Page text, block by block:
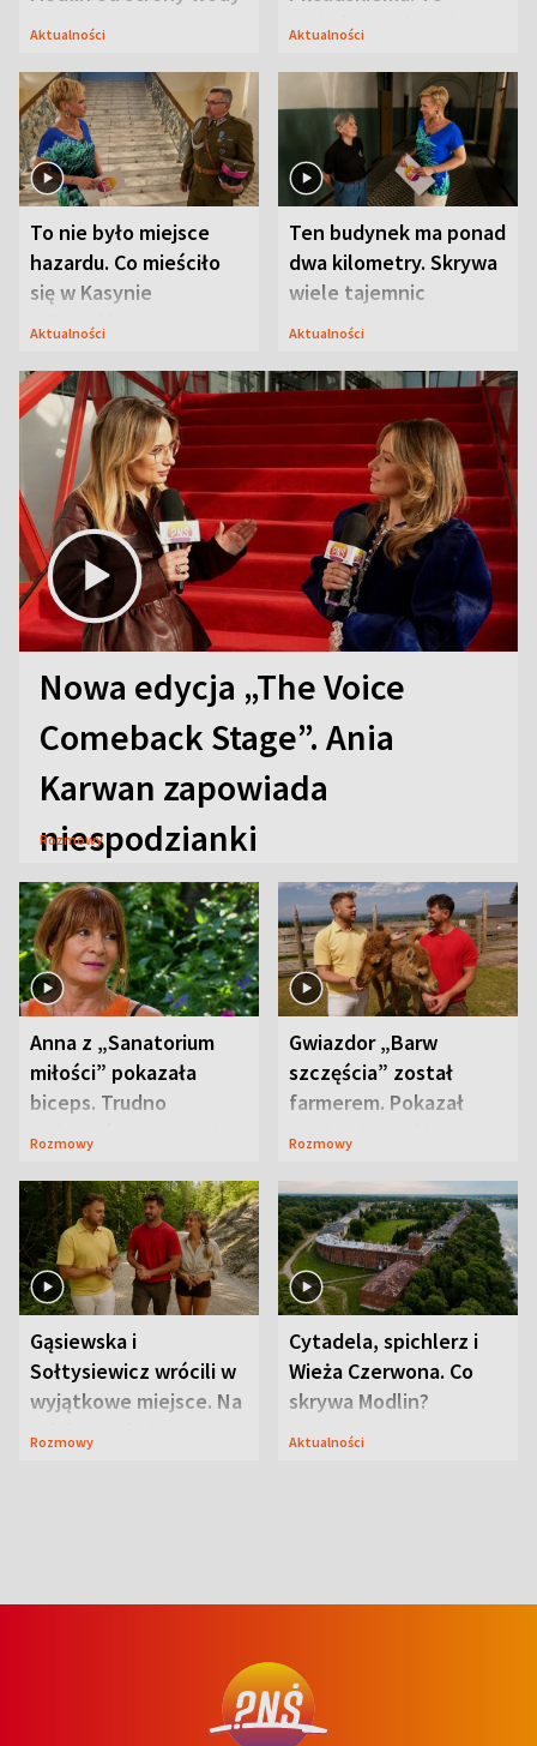
Aktualności
niejedyna tajemnica
Aktualności
To nie było miejsce
hazardu. Co mieściło
się w Kasynie
Oficerskim?
Aktualności
Ten budynek ma ponad
dwa kilometry. Skrywa
wiele tajemnic
Aktualności
Nowa edycja „The Voice
Comeback Stage”. Ania
Karwan zapowiada
niespodzianki
Rozmowy
Anna z „Sanatorium
miłości” pokazała
biceps. Trudno
uwierzyć, co przeszła
Rozmowy
Gwiazdor „Barw
szczęścia” został
farmerem. Pokazał
swoje niezwykłe
Rozmowy
Gąsiewska i
Sołtysiewicz wrócili w
wyjątkowe miejsce. Na
szlaku czekał
Rozmowy
Cytadela, spichlerz i
Wieża Czerwona. Co
skrywa Modlin?
Aktualności